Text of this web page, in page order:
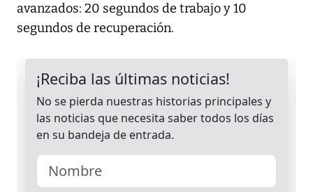
avanzados: 20 segundos de trabajo y 10
segundos de recuperación.